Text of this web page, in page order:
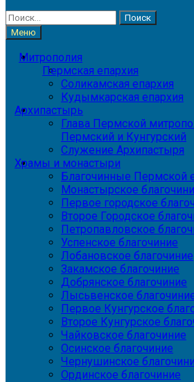
Найти:
Меню
Митрополия
Пермская епархия
Соликамская епархия
Кудымкарская епархия
Архипастырь
Глава Пермской
Пермский и Кунгурский
Служение Архипастыря
Храмы и монастыри
Благочинные Пермской
Монастырское
Первое городское
Второе Городское
Петропавловское
Успенское благочиние
Лобановское благочиние
Закамское благочиние
Добрянское благочиние
Лысьвенское
Первое Кунгурское
Второе Кунгурское
Чайковское благочиние
Осинское благочиние
Чернушинское
Ординское благочиние